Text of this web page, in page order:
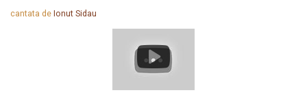
cantata de Ionut Sidau